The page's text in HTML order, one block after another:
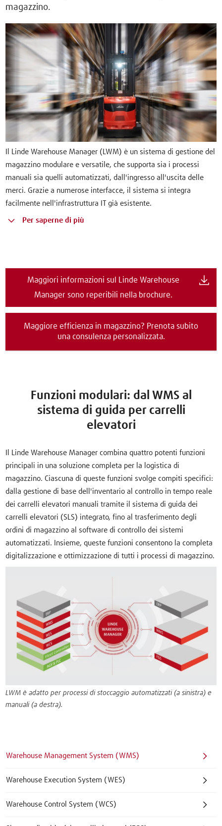
magazzino.
Il Linde Warehouse Manager (LWM) è un sistema di gestione del
magazzino modulare e versatile, che supporta sia i processi
manuali sia quelli automatizzati, dall'ingresso all'uscita delle
merci. Grazie a numerose interfacce, il sistema si integra
facilmente nell'infrastruttura IT già esistente.
Per saperne di più
Maggiori informazioni sul Linde Warehouse
Manager sono reperibili nella brochure.
Maggiore efficienza in magazzino? Prenota subito
una consulenza personalizzata.
Funzioni modulari: dal WMS al
sistema di guida per carrelli
elevatori
Il Linde Warehouse Manager combina quattro potenti funzioni
principali in una soluzione completa per la logistica di
magazzino. Ciascuna di queste funzioni svolge compiti specifici:
dalla gestione di base dell'inventario al controllo in tempo reale
dei carrelli elevatori manuali tramite il sistema di guida dei
carrelli elevatori (SLS) integrato, fino al trasferimento degli
ordini di magazzino al software di controllo dei sistemi
automatizzati. Insieme, queste funzioni consentono la completa
digitalizzazione e ottimizzazione di tutti i processi di magazzino.
LWM è adatto per processi di stoccaggio automatizzati (a sinistra) e
manuali (a destra).
Warehouse Management System (WMS)
Warehouse Execution System (WES)
Warehouse Control System (WCS)